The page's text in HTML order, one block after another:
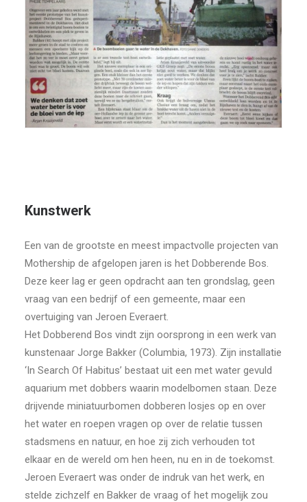
Kunstwerk
Een van de grootste en meest impactvolle projecten van
Mothership de afgelopen jaren is het Dobberende Bos.
Deze keer lag er geen opdracht aan ten grondslag, geen
vraag van een bedrijf of een gemeente, maar een
overtuiging van Jeroen Everaert.
Het Dobberend Bos vindt zijn oorsprong in een werk van
kunstenaar Jorge Bakker (Columbia, 1973). Zijn installatie
‘In Search Of Habitus’ bestaat uit een met water gevuld
aquarium met dobbers waarin modelbomen staan. Deze
drijvende miniatuurbomen dobberen losjes op en over
het water en roepen vragen op over de relatie tussen
stadsmens en natuur, en hoe zij zich verhouden tot
elkaar en de wereld om hen heen, nu en in de toekomst.
Jeroen Everaert was onder de indruk van het werk, en
stelde zichzelf en Bakker de vraag of het mogelijk zou